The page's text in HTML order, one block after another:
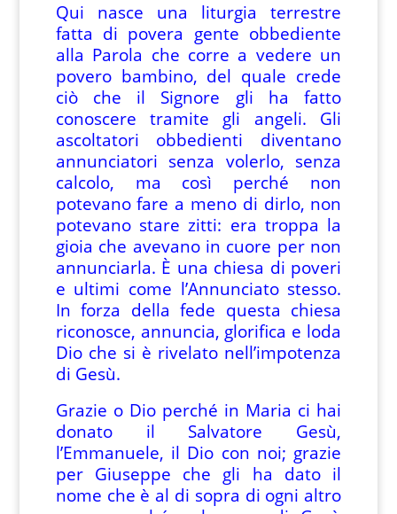
Qui nasce una liturgia terrestre
fatta di povera gente obbediente
alla Parola che corre a vedere un
povero bambino, del quale crede
ciò che il Signore gli ha fatto
conoscere tramite gli angeli. Gli
ascoltatori obbedienti diventano
annunciatori senza volerlo, senza
calcolo, ma così perché non
potevano fare a meno di dirlo, non
potevano stare zitti: era troppa la
gioia che avevano in cuore per non
annunciarla. È una chiesa di poveri
e ultimi come l’Annunciato stesso.
In forza della fede questa chiesa
riconosce, annuncia, glorifica e loda
Dio che si è rivelato nell’impotenza
di Gesù.
Grazie o Dio perché in Maria ci hai
donato il Salvatore Gesù,
l’Emmanuele, il Dio con noi; grazie
per Giuseppe che gli ha dato il
nome che è al di sopra di ogni altro